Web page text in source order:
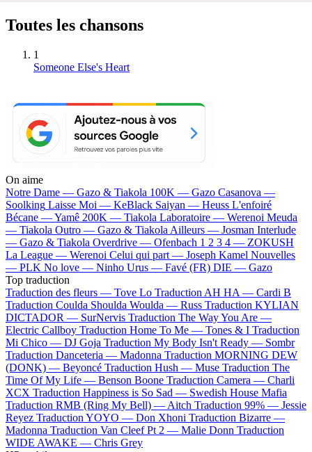
Toutes les chansons
1
Someone Else's Heart
On aime
Notre Dame — Gazo & Tiakola 100K — Gazo Casanova —
Soolking Laisse Moi — KeBlack Saiyan — Heuss L'enfoiré
Bécane —Yamê 200K — Tiakola Laboratoire — Werenoi Meuda
— Tiakola Outro — Gazo & Tiakola Ailleurs — Josman Interlude
— Gazo & Tiakola Overdrive — Ofenbach 1 2 3 4 — ZOKUSH
La League — Werenoi Celui qui part — Joseph Kamel Nouvelles
— PLK No love — Ninho Urus — Favé (FR) DIE — Gazo
Top traduction
Traduction des fleurs — Tove Lo Traduction AH HA — Cardi B
Traduction Coulda Shoulda Woulda — Russ Traduction KYLIAN
DICTADOR — SurNervis Traduction The Way You Are —
Electric Callboy Traduction Home To Me — Tones & I Traduction
Mi Chico — DJ Goja Traduction My Body Isn't Ready — Sombr
Traduction Danceteria — Madonna Traduction MORNING DEW
(DONK) — Beyoncé Traduction Hush — Muse Traduction The
Time Of My Life — Benson Boone Traduction Camera — Charli
XCX Traduction Happiness is So Sad — Swedish House Mafia
Traduction RMB (Ring My Bell) — Aitch Traduction 99% — Jessie
Reyez Traduction YOYO — Don Xhoni Traduction Bizarre —
Madonna Traduction Van Cleef Pt 2 — Malie Donn Traduction
WIDE AWAKE — Chris Grey